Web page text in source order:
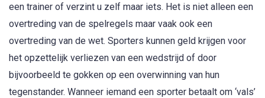
een trainer of verzint u zelf maar iets. Het is niet alleen een
overtreding van de spelregels maar vaak ook een
overtreding van de wet. Sporters kunnen geld krijgen voor
het opzettelijk verliezen van een wedstrijd of door
bijvoorbeeld te gokken op een overwinning van hun
tegenstander. Wanneer iemand een sporter betaalt om ‘vals’